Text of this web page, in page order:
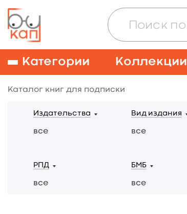
Категории Коллекции
Каталог книг для подписки
Издательства
все
Вид издания
все
РПД
все
БМБ
все